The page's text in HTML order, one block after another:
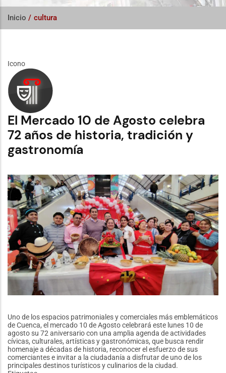
Inicio / cultura
Icono
El Mercado 10 de Agosto celebra
72 años de historia, tradición y
gastronomía
Uno de los espacios patrimoniales y comerciales más emblemáticos
de Cuenca, el mercado 10 de Agosto celebrará este lunes 10 de
agosto su 72 aniversario con una amplia agenda de actividades
cívicas, culturales, artísticas y gastronómicas, que busca rendir
homenaje a décadas de historia, reconocer el esfuerzo de sus
comerciantes e invitar a la ciudadanía a disfrutar de uno de los
principales destinos turísticos y culinarios de la ciudad.